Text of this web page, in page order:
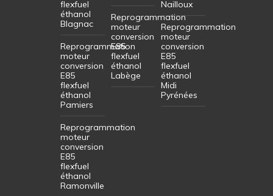
flexfuel
éthanol
Blagnac
Reprogrammation
moteur
conversion
E85
flexfuel
éthanol
Pamiers
Reprogrammation
moteur
conversion
E85
flexfuel
éthanol
Ramonville
Reprogrammation
moteur
conversion
E85
flexfuel
éthanol
Labège
Nailloux
Reprogrammation
moteur
conversion
E85
flexfuel
éthanol
Midi
Pyrénées